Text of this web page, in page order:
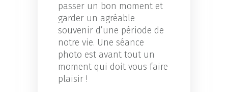
passer un bon moment et
garder un agréable
souvenir d’une période de
notre vie. Une séance
photo est avant tout un
moment qui doit vous faire
plaisir !